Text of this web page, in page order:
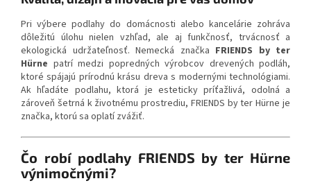
Pri výbere podlahy do domácnosti alebo kancelárie zohráva
dôležitú úlohu nielen vzhľad, ale aj funkčnosť, trvácnosť a
ekologická udržateľnosť. Nemecká značka FRIENDS by ter
Hürne patrí medzi popredných výrobcov drevených podláh,
ktoré spájajú prírodnú krásu dreva s modernými technológiami.
Ak hľadáte podlahu, ktorá je esteticky príťažlivá, odolná a
zároveň šetrná k životnému prostrediu, FRIENDS by ter Hürne je
značka, ktorú sa oplatí zvážiť.
Čo robí podlahy FRIENDS by ter Hürne
výnimočnými?